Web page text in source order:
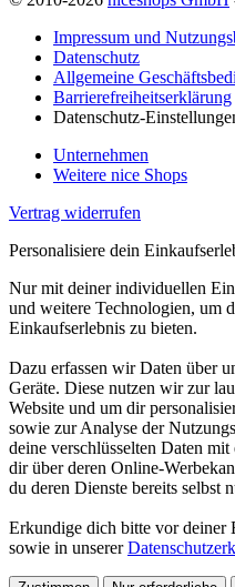
Impressum und
Datenschutz
Allgemeine
Barrierefreiheitserklärung
Datenschutz-
Unternehmen
Weitere nice Shops
Vertrag widerrufen
Personalisiere dein
Nur mit deiner individuellen
und weitere Technologien, um
Einkaufserlebnis zu bieten.
Dazu erfassen wir Daten über
Geräte. Diese nutzen wir zur
Website und um dir
sowie zur Analyse der
deine verschlüsselten Daten
dir über deren Online-
du deren Dienste bereits selbst
Erkundige dich bitte vor
sowie in unserer